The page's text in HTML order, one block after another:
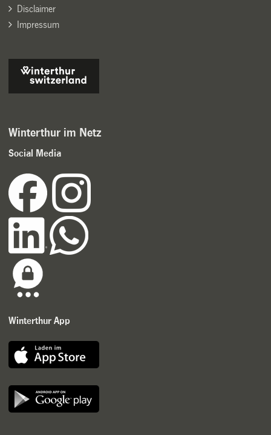
Disclaimer
Impressum
Winterthur im Netz
Social Media
Winterthur App